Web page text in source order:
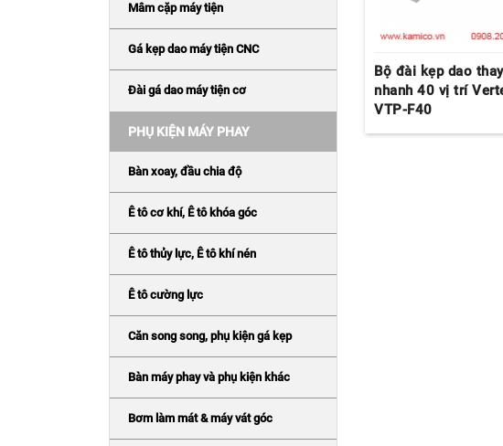
Mâm cặp máy tiện
Gá kẹp dao máy tiện CNC
Đài gá dao máy tiện cơ
PHỤ KIỆN MÁY PHAY
Bàn xoay, đầu chia độ
Ê tô cơ khí, Ê tô khóa góc
Ê tô thủy lực, Ê tô khí nén
Ê tô cường lực
Căn song song, phụ kiện gá kẹp
Bàn máy phay và phụ kiện khác
Bơm làm mát & máy vát góc
Bộ đài kẹp dao thay
nhanh 40 vị trí
VTP-F40